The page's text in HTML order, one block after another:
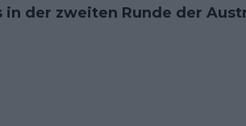
in der zweiten Runde der